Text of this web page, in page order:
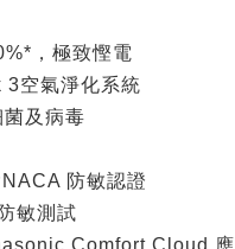
，極致慳電
氣淨化系統
及病毒
防敏認證
敏測試
Comfort Cloud 應